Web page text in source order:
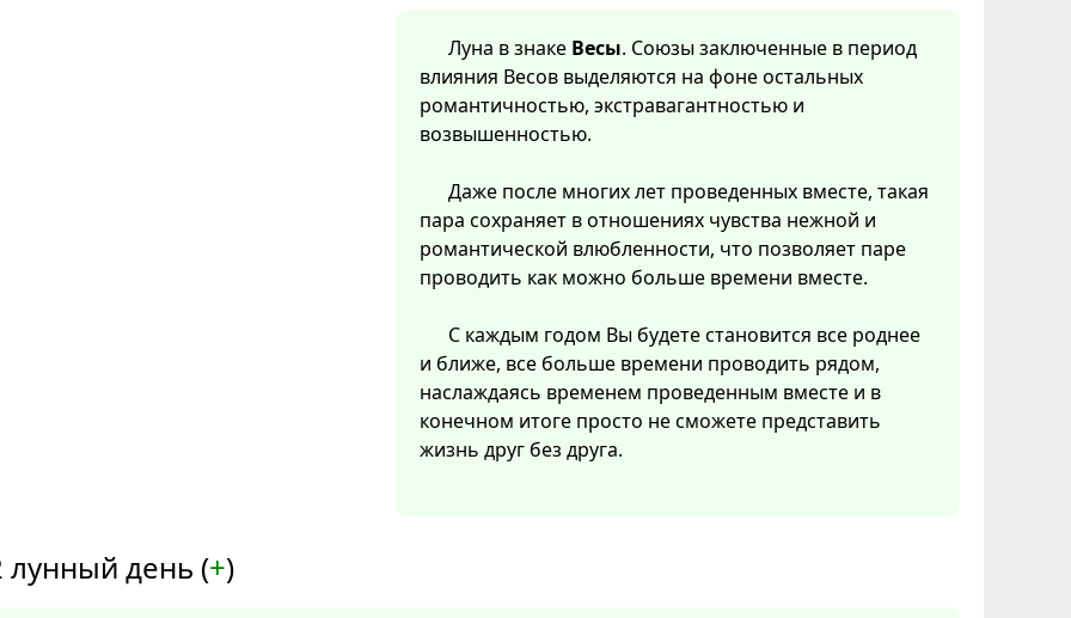
Луна в знаке Весы. Союзы заключенные в период
влияния Весов выделяются на фоне остальных
романтичностью, экстравагантностью и
возвышенностью.
Даже после многих лет проведенных вместе, такая
пара сохраняет в отношениях чувства нежной и
романтической влюбленности, что позволяет паре
проводить как можно больше времени вместе.
С каждым годом Вы будете становится все роднее
и ближе, все больше времени проводить рядом,
наслаждаясь временем проведенным вместе и в
конечном итоге просто не сможете представить
жизнь друг без друга.
лунный день (+)